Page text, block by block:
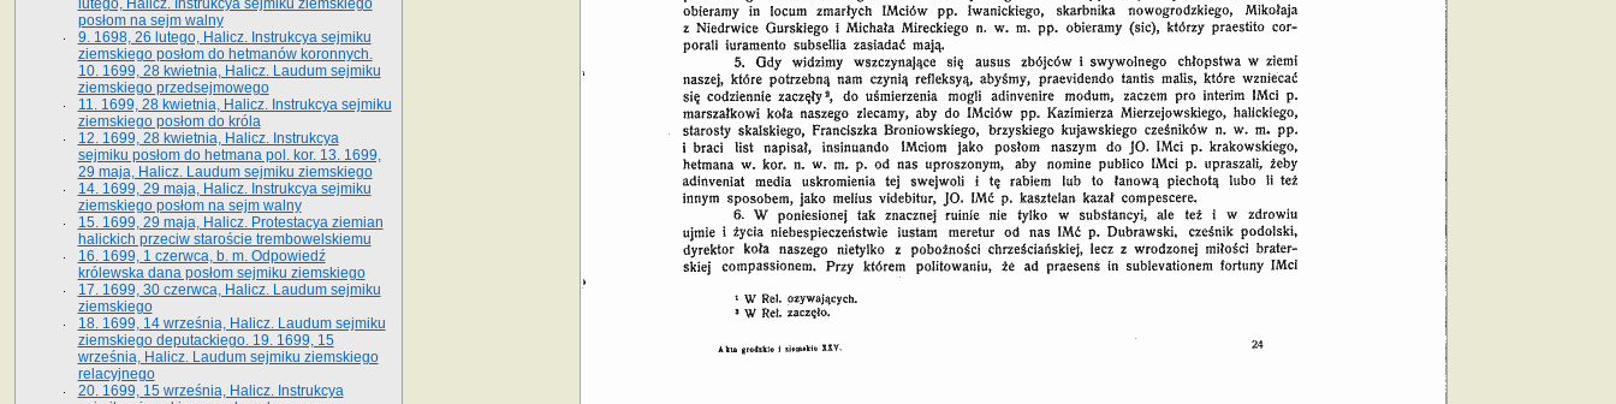
lutego, Halicz. Instrukcya sejmiku ziemskiego
posłom na sejm walny
9. 1698, 26 lutego, Halicz. Instrukcya sejmiku
ziemskiego posłom do hetmanów koronnych.
10. 1699, 28 kwietnia, Halicz. Laudum sejmiku
ziemskiego przedsejmowego
11. 1699, 28 kwietnia, Halicz. Instrukcya sejmiku
ziemskiego posłom do króla
12. 1699, 28 kwietnia, Halicz. Instrukcya
sejmiku posłom do hetmana pol. kor. 13. 1699,
29 maja, Halicz. Laudum sejmiku ziemskiego
14. 1699, 29 maja, Halicz. Instrukcya sejmiku
ziemskiego posłom na sejm walny
15. 1699, 29 maja, Halicz. Protestacya ziemian
halickich przeciw staroście trembowelskiemu
16. 1699, 1 czerwca, b. m. Odpowiedź
królewska dana posłom sejmiku ziemskiego
17. 1699, 30 czerwca, Halicz. Laudum sejmiku
ziemskiego
18. 1699, 14 września, Halicz. Laudum sejmiku
ziemskiego deputackiego. 19. 1699, 15
września, Halicz. Laudum sejmiku ziemskiego
relacyjnego
20. 1699, 15 września, Halicz. Instrukcya